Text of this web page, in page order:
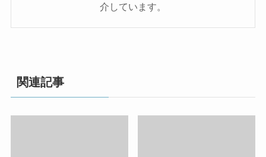
介しています。
関連記事